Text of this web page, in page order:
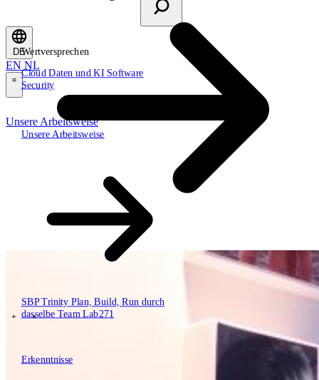
Wertversprechen
CloudDaten und KI Software
Security
Unsere Arbeitsweise
Unsere Arbeitsweise
SBP Trinity Plan, Build, Run durch
dasselbe TeamLab271
Erkenntnisse
DE
EN NL
CloudDaten und KISoftwareSecurity